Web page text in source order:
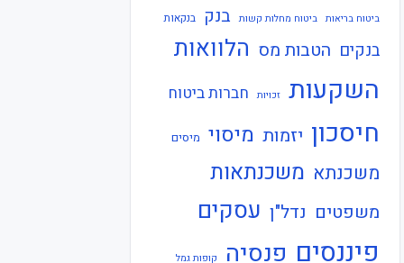
חוזרי המפקח על הבנקים
חוזרי הפיקוח על הבנקים
חוזרי נגיד בנק ישראל
חיסכון
חקיקה
חשבונאות
כלכלה
ביטוח בריאות ביטוח מחלות קשות בנק בנקאות
בנקים הטבות מס הלוואות
השקעות זכויות חברות ביטוח
חיסכון יזמות מיסוי מיסים
משכנתא משכנתאות
משפטים נדל"ן עסקים
פיננסים פנסיה קופות גמל